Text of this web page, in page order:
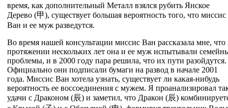
время, как дополнительный Металл взялся рубить Янское
Дерево (甲), существует большая вероятность того, что миссис
Ван и ее муж разведутся.
Во время нашей консультации миссис Ван рассказала мне, что
протяжении нескольких лет она и ее муж испытывали
проблемы, и в 2000 году пара решила, что их пути разойдутся.
Официально они подписали бумаги на развод в начале 2001
года. Миссис Ван хотела узнать, существует ли какая-нибудь
вероятность ее воссоединения с мужем. Я проанализировал
удачи с Драконом (辰) и заметил, что Дракон (辰)